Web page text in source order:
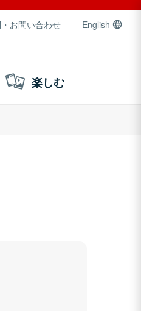
お問い合わせ English
楽しむ